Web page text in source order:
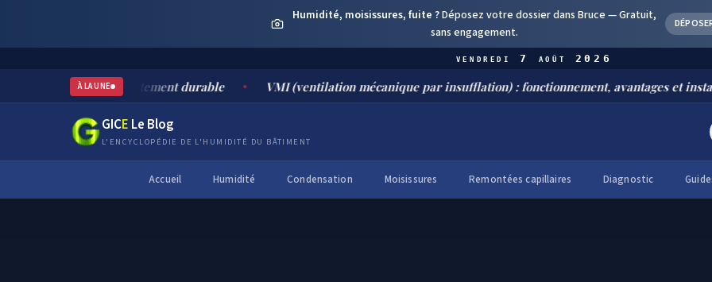
Humidité, moisissures, fuite ?Déposez votre dossier dans Bruce —Gratuit,
sans engagement.
vendredi 7 août 2026
À LA UNE
risques et traitement durable VMI (ventilation mécanique par insufflation) : fonctionnement, avantages et installation
GICE Le Blog
L'ENCYCLOPÉDIE DE L'HUMIDITÉ DU BÂTIMENT
Accueil Humidité Condensation Moisissures Remontées capillaires Diagnostic